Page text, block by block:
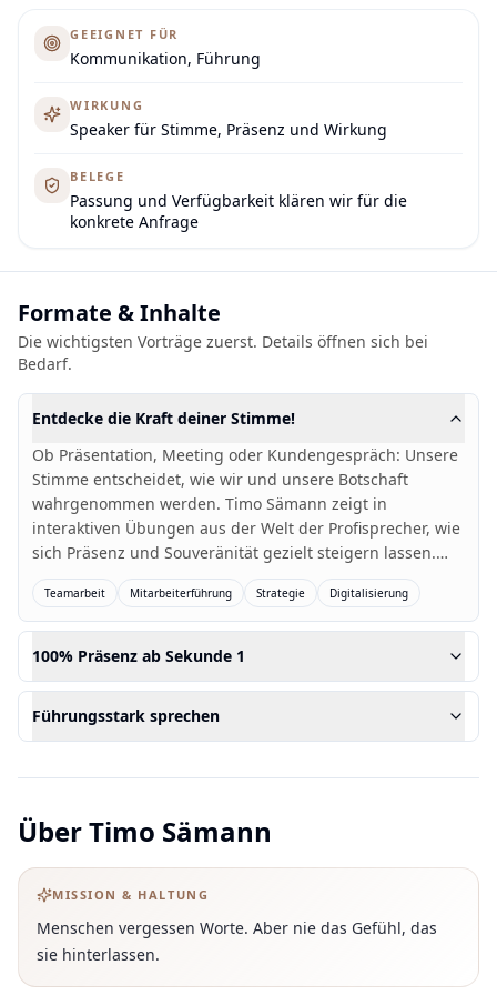
GEEIGNET FÜR
Kommunikation, Führung
WIRKUNG
Speaker für Stimme, Präsenz und Wirkung
BELEGE
Passung und Verfügbarkeit klären wir für die
konkrete Anfrage
Formate & Inhalte
Die wichtigsten Vorträge zuerst. Details öffnen sich bei
Bedarf.
Entdecke die Kraft deiner Stimme!
Ob Präsentation, Meeting oder Kundengespräch: Unsere
Stimme entscheidet, wie wir und unsere Botschaft
wahrgenommen werden. Timo Sämann zeigt in
interaktiven Übungen aus der Welt der Profisprecher, wie
sich Präsenz und Souveränität gezielt steigern lassen.
Eine praxisnahe und unterhaltsame Grundlagen-Keynote
für unterschiedlichste Zielgruppen.
Teamarbeit Mitarbeiterführung Strategie Digitalisierung
100% Präsenz ab Sekunde 1
Führungsstark sprechen
ÜberTimo Sämann
MISSION & HALTUNG
Menschen vergessen Worte. Aber nie das Gefühl, das
sie hinterlassen.